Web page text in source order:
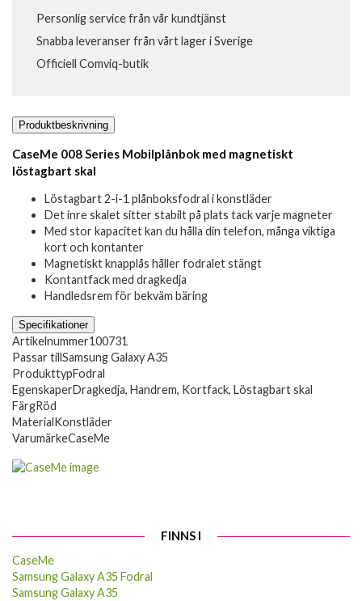
Personlig service från vår kundtjänst
Snabba leveranser från vårt lager i Sverige
Officiell Comviq-butik
Produktbeskrivning
CaseMe 008 Series Mobilplånbok med magnetiskt
löstagbart skal
Löstagbart 2-i-1 plånboksfodral i konstläder
Det inre skalet sitter stabilt på plats tack varje magneter
Med stor kapacitet kan du hålla din telefon, många viktiga
kort och kontanter
Magnetiskt knapplås håller fodralet stängt
Kontantfack med dragkedja
Handledsrem för bekväm bäring
Specifikationer
Artikelnummer100731
Passar tillSamsung Galaxy A35
ProdukttypFodral
EgenskaperDragkedja, Handrem, Kortfack, Löstagbart skal
FärgRöd
MaterialKonstläder
VarumärkeCaseMe
FINNS I
CaseMe
Samsung Galaxy A35 Fodral
Samsung Galaxy A35